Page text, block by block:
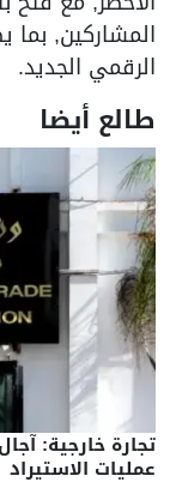
المشاركين, بما
الرقمي الجديد.
طالع أيضا
تجارة خارجية:
عمليات الاستيراد